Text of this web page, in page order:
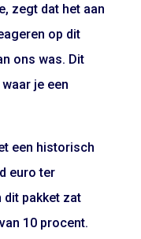
zegt dat het aan
op dit
ons was. Dit
je een
een historisch
euro ter
dit pakket zat
10 procent.